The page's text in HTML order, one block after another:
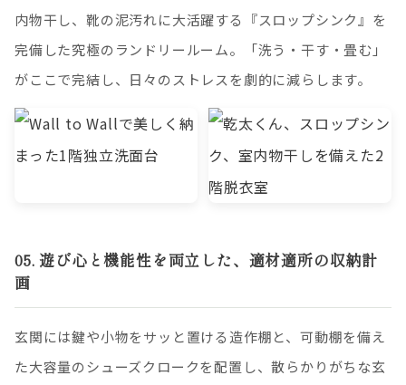
内物干し、靴の泥汚れに大活躍する『スロップシンク』を
完備した究極のランドリールーム。「洗う・干す・畳む」
がここで完結し、日々のストレスを劇的に減らします。
05. 遊び心と機能性を両立した、適材適所の収納計
画
玄関には鍵や小物をサッと置ける造作棚と、可動棚を備え
た大容量のシューズクロークを配置し、散らかりがちな玄